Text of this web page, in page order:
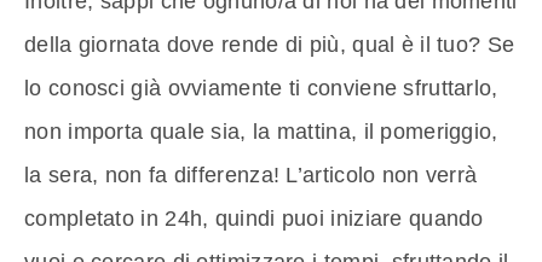
della giornata dove rende di più, qual è il tuo? Se
lo conosci già ovviamente ti conviene sfruttarlo,
non importa quale sia, la mattina, il pomeriggio,
la sera, non fa differenza! L’articolo non verrà
completato in 24h, quindi puoi iniziare quando